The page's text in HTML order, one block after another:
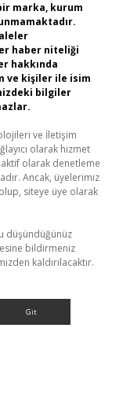
marka, kurum
haber niteliği
hakkında
ve kişiler ile isim
bilgiler
ve İletişim
olarak hizmet
olarak denetleme
Ancak, üyelerimiz
siteye üye olarak
düşündüğünüz
bildirmeniz
kaldırılacaktır.